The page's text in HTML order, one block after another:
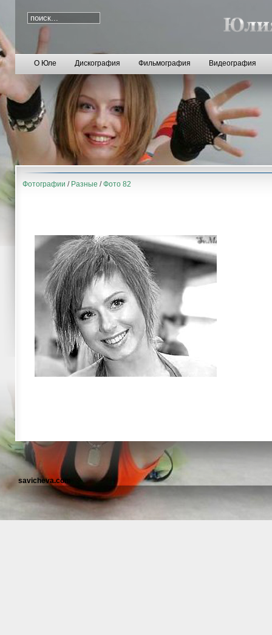
О Юле Дискография Фильмография Видеография
Фотографии / Разные /Фото 82
savicheva.com